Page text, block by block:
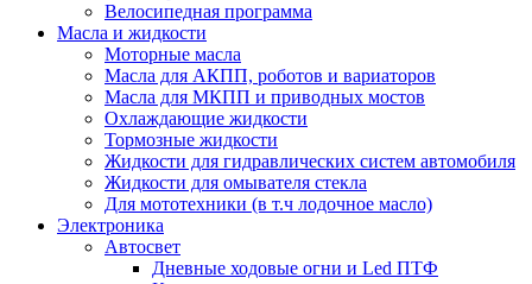
Велосипедная программа
Масла и жидкости
Моторные масла
Масла для АКПП, роботов и вариаторов
Масла для МКПП и приводных мостов
Охлаждающие жидкости
Тормозные жидкости
Жидкости для гидравлических систем автомобиля
Жидкости для омывателя стекла
Для мототехники (в т.ч лодочное масло)
Электроника
Автосвет
Дневные ходовые огни и Led ПТФ